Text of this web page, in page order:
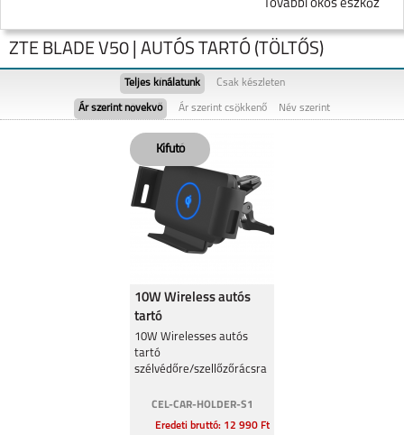
További okos eszköz
BLADE A31
ZTE BLADE V50 | AUTÓS TARTÓ (TÖLTŐS)
Teljes kínálatunk Csak készleten
Ár szerint növekvő Ár szerint csökkenő Név szerint
10W Wireless autós
tartó
szélvédőre/szellőzőrácsra
10W Wirelesses autós
tartó
szélvédőre/szellőzőrácsra
CEL-CAR-HOLDER-S1
Eredeti bruttó: 12 990 Ft